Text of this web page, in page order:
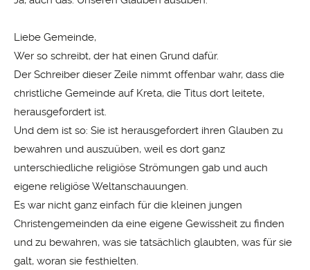
Liebe Gemeinde,
Wer so schreibt, der hat einen Grund dafür.
Der Schreiber dieser Zeile nimmt offenbar wahr, dass die
christliche Gemeinde auf Kreta, die Titus dort leitete,
herausgefordert ist.
Und dem ist so: Sie ist herausgefordert ihren Glauben zu
bewahren und auszuüben, weil es dort ganz
unterschiedliche religiöse Strömungen gab und auch
eigene religiöse Weltanschauungen.
Es war nicht ganz einfach für die kleinen jungen
Christengemeinden da eine eigene Gewissheit zu finden
und zu bewahren, was sie tatsächlich glaubten, was für sie
galt, woran sie festhielten.